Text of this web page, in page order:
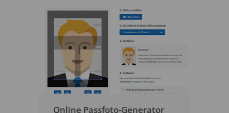
Online Passfoto-Generator